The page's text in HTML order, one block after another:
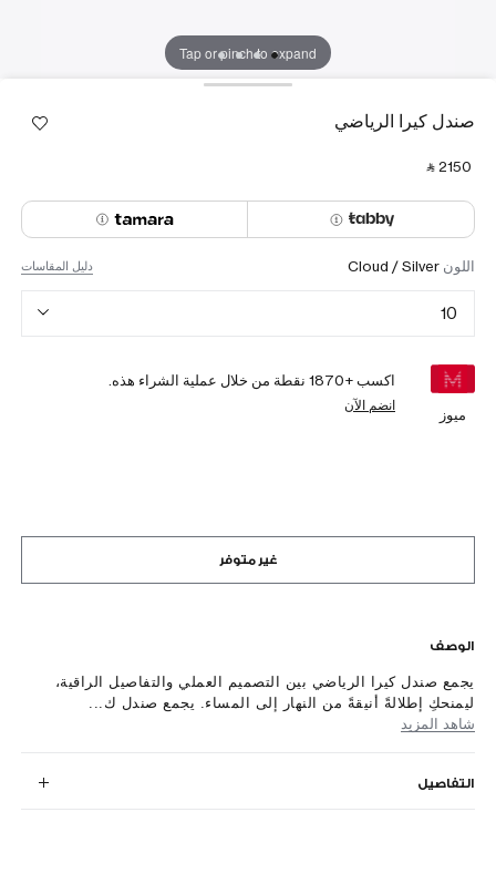
Tap or pinch to expand
صندل كيرا الرياضي
‎ ⃁ ⁦2150⁩ ‎
دليل المقاسات اللون Cloud / Silver
10
ميوز
اكسب +1870 نقطة من خلال عملية الشراء هذه.
انضم الآن
غير متوفر
الوصف
يجمع صندل كيرا الرياضي بين التصميم العملي والتفاصيل الراقية،
ليمنحكِ إطلالةً أنيقةً من النهار إلى المساء. يجمع صندل ك...
شاهد المزيد
التفاصيل